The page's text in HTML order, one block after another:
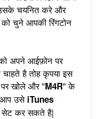
चयनित करे और
चुने आपकी रिंगटोन
को अपने आईफ़ोन पर
है तोह कृपया इस
खोले और "M4R" के
आप उसे iTunes
सेट कर सकते है|